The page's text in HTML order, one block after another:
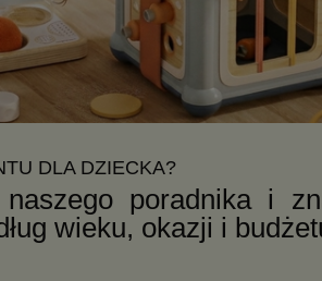
DLA DZIECKA?
poradnika i
wieku, okazji i